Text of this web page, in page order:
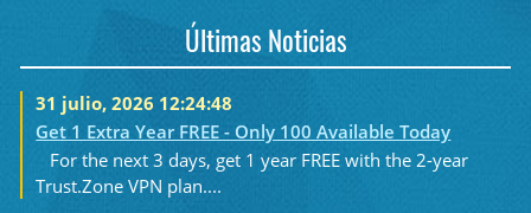
Últimas Noticias
31 julio, 2026 12:24:48
Get 1 Extra Year FREE - Only 100 Available Today
For the next 3 days, get 1 year FREE with the 2-year
Trust.Zone VPN plan....